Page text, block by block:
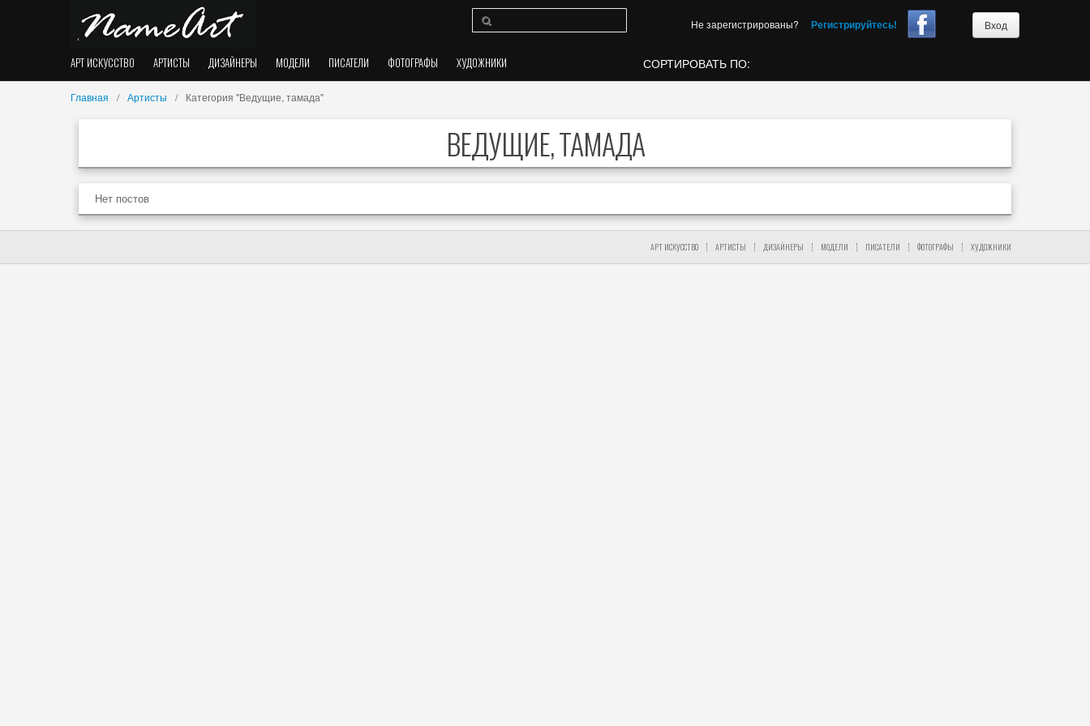
Не зарегистрированы? Регистрируйтесь! Вход
АРТ ИСКУССТВО АРТИСТЫ ДИЗАЙНЕРЫ МОДЕЛИ ПИСАТЕЛИ ФОТОГРАФЫ ХУДОЖНИКИ СОРТИРОВАТЬ ПО:
Главная Артисты Категория "Ведущие, тамада"
ВЕДУЩИЕ, ТАМАДА
Нет постов
АРТ ИСКУССТВО АРТИСТЫ ДИЗАЙНЕРЫ МОДЕЛИ ПИСАТЕЛИ ФОТОГРАФЫ ХУДОЖНИКИ